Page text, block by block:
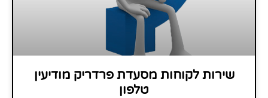
שירות לקוחות מסעדת פרדריק מודיעין
טלפון